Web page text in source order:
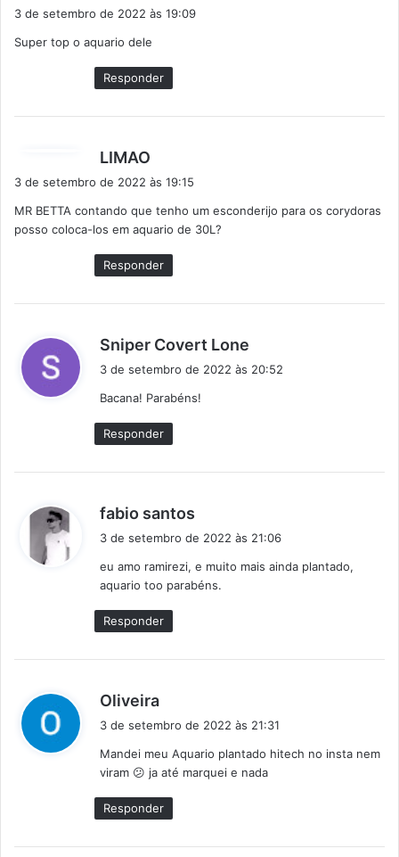
3 de setembro de 2022 às 19:09
Super top o aquario dele
Responder
LIMAO
i
s
e
:
3 de setembro de 2022 às 19:15
MR BETTA contando que tenho um esconderijo para os corydoras
posso coloca-los em aquario de 30L?
Responder
Sniper Covert Lone
3 de setembro de 2022 às 20:52
Bacana! Parabéns!
Responder
fabio santos
s
e
3 de setembro de 2022 às 21:06
eu amo ramirezi, e muito mais ainda plantado,
aquario too parabéns.
Responder
Oliveira
s
e
:
3 de setembro de 2022 às 21:31
Mandei meu Aquario plantado hitech no insta nem
viram 😕 ja até marquei e nada
Responder